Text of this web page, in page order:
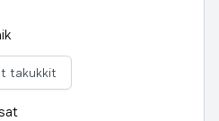
takukkit